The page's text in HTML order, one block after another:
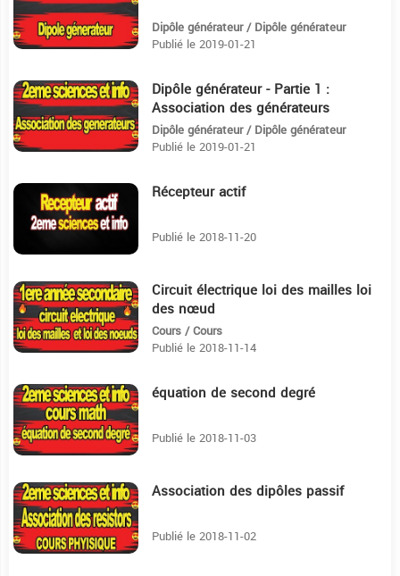
Dipôle générateur / Dipôle générateur
Publié le 2019-01-21
28:40 Dipôle générateur - Partie 1 :
Association des générateurs
Dipôle générateur / Dipôle générateur
Publié le 2019-01-21
18:53 Récepteur actif
Publié le 2018-11-20
45:44 Circuit électrique loi des mailles loi
des nœud
Cours / Cours
Publié le 2018-11-14
19:28 équation de second degré
Publié le 2018-11-03
21:34 Association des dipôles passif
Publié le 2018-11-02